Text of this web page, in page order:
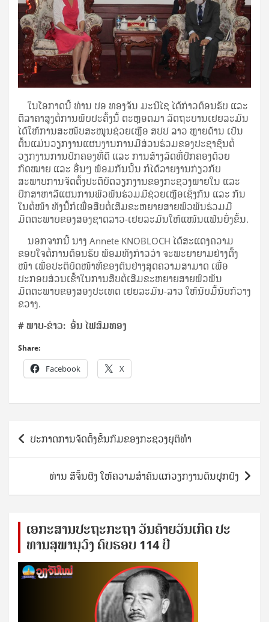
ໃນໂອກາດນີ້ ທ່ານ ປອ ທອງຈັນ ມະນີໄຊ ໄດ້ກ່າວຕ້ອນຮັບ ແລະ
ຕີລາຄາສູງຕໍ່ການພົບປະຄັ້ງນີ້ ຕະຫຼອດມາ ລັດຖະບານເຢຍລະມັນ
ໄດ້ໃຫ້ການສະໜັບສະໜູນຊ່ວຍເຫຼືອ ສປປ ລາວ ຫຼາຍດ້ານ ເປັນ
ຕົ້ນແມ່ນວຽກງານແຜນງານການມີສ່ວນຮ່ວມຂອງປະຊາຊົນຕໍ່
ວຽກງານການປົກຄອງທີ່ດີ ແລະ ການສ້າງລັດທີ່ປົກຄອງດ້ວຍ
ກົດໝາຍ ແລະ ອື່ນໆ ພ້ອມກັນນັ້ນ ກໍໄດ້ລາຍງານກ່ຽວກັບ
ສະພາບການຈັດຕັ້ງປະຕິບັດວຽກງານຂອງກະຊວງພາຍໃນ ແລະ
ປຶກສາຫາລືແຜນການພົວພັນຮ່ວມມືຊ່ວຍເຫຼືອເຊິ່ງກັນ ແລະ ກັນ
ໃນຕໍ່ໜ້າ ທັງນີ້ກໍເພື່ອສືບຕໍ່ເສີມຂະຫຍາຍສາຍພົວພັນຮ່ວມມື
ມິດຕະພາບຂອງສອງຊາດລາວ-ເຢຍລະມັນໃຫ້ແໜ້ນແຟ້ນຍິ່ງຂຶ້ນ.
ນອກຈາກນີ້ ນາງ Annete KNOBLOCH ໄດ້ສະແດງຄວາມ
ຂອບໃຈຕໍ່ການຕ້ອນຮັບ ພ້ອມທັງກ່າວວ່າ ຈະພະຍາຍາມຢ່າງຕັ້ງ
ໜ້າ ເພື່ອປະຕິບັດໜ້າທີ່ຂອງຕົນຢ່າງສຸດຄວາມສາມາດ ເພື່ອ
ປະກອບສ່ວນເຂົ້າໃນການສືບຕໍ່ເສີມຂະຫຍາຍສາຍພົວພັນ
ມິດຕະພາບຂອງສອງປະເທດ ເຢຍລະມັນ-ລາວ ໃຫ້ນັບມື້ນັບກ້ວາງ
ຂວາງ.
# ພາບ-ຂ່າວ​: ອົ່ນ ໄຟສົມທອງ
Share:
Facebook X
Post
navigation
ປະກາດການຈັດຕັ້ງຂັ້ນກົມຂອງກະຊວງຍຸຕິທໍາ
ທ່ານ ສີຈິ້ນຜິງ ໃຫ້ຄວາມສຳຄັນແກ່ວຽກງານດິນປູກຝັງ
ເອ​ກະ​ສານ​ປະ​ຖະ​ກະ​ຖ​າ ວັນ​ຄ້າຍ​ວັນ​ເກີດ ປ​ະ​
ທານ​ສຸ​ພາ​ນຸ​ວົງ ຄົບ​ຮອບ 114 ປີ